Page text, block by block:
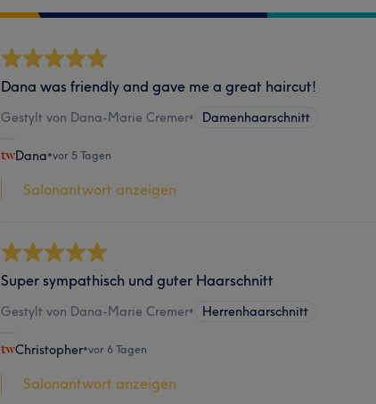
Dana was friendly and gave me a great haircut!
Gestylt von Dana-Marie Cremer• Damenhaarschnitt
Dana•vor 5 Tagen
Salonantwort anzeigen
Super sympathisch und guter Haarschnitt
Gestylt von Dana-Marie Cremer• Herrenhaarschnitt
Christopher•vor 6 Tagen
Salonantwort anzeigen